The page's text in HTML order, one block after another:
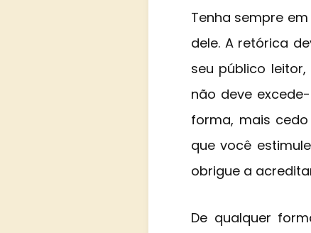
Tenha sempre
dele. A retórica
seu público
não deve
forma, mais
que você
obrigue a
De qualquer